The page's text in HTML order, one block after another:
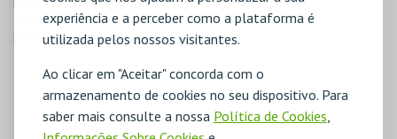
experiência e a perceber como a plataforma é
utilizada pelos nossos visitantes.
Ao clicar em "Aceitar" concorda com o
armazenamento de cookies no seu dispositivo. Para
saber mais consulte a nossa Política de Cookies
1649-004 Lisboa
Direcções para Aula Magna